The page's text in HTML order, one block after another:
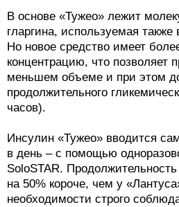
В основе «Тужео» лежит
гларгина, используемая также
Но новое средство имеет
концентрацию, что позволяет
меньшем объеме и при этом
продолжительного
часов).
Инсулин «Тужео» вводится
в день – с помощью
SoloSTAR.
на 50% короче, чем у
необходимости строго